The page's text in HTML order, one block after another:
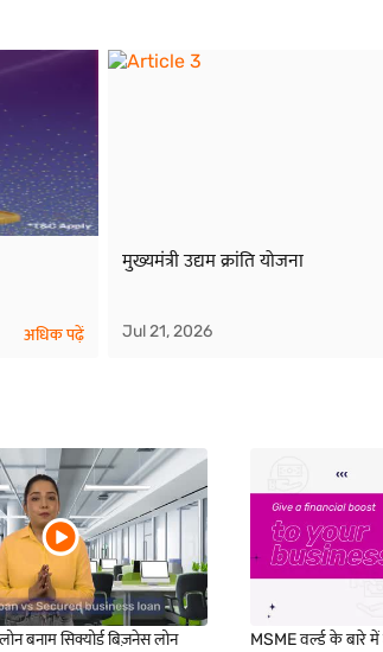
अधिक पढ़ें
मुख्यमंत्री उद्यम क्रांति योजना
Jul 21, 2026
बनाम सिक्योर्ड बिज़नेस लोन
MSME वर्ल्ड के बारे